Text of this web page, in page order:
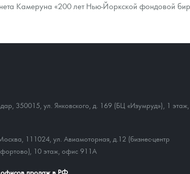
Камеруна «200 лет Нью-Йоркской фондовой
350015 ул. Янковского, д. 169 (БЦ «Изумруд»), 1 этаж,
111024, ул. Авиамоторная, д.12 (бизнес-центр
10 этаж, офис 911А
офисов продаж в РФ